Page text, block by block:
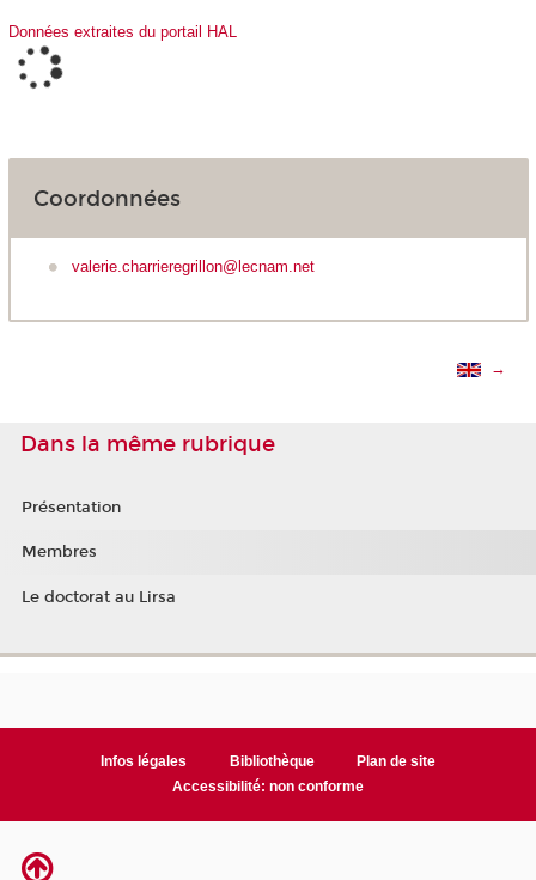
Données extraites du portail HAL
Coordonnées
valerie.charrieregrillon@lecnam.net
→
Dans la même rubrique
Présentation
Membres
Le doctorat au Lirsa
Infos légales Bibliothèque
Plan de site
Accessibilité: non conforme